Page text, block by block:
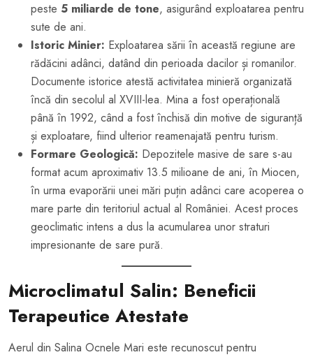
peste 5 miliarde de tone, asigurând exploatarea pentru
sute de ani.
Istoric Minier: Exploatarea sării în această regiune are
rădăcini adânci, datând din perioada dacilor și romanilor.
Documente istorice atestă activitatea minieră organizată
încă din secolul al XVIII-lea. Mina a fost operațională
până în 1992, când a fost închisă din motive de siguranță
și exploatare, fiind ulterior reamenajată pentru turism.
Formare Geologică: Depozitele masive de sare s-au
format acum aproximativ 13.5 milioane de ani, în Miocen,
în urma evaporării unei mări puțin adânci care acoperea o
mare parte din teritoriul actual al României. Acest proces
geoclimatic intens a dus la acumularea unor straturi
impresionante de sare pură.
Microclimatul Salin: Beneficii
Terapeutice Atestate
Aerul din Salina Ocnele Mari este recunoscut pentru